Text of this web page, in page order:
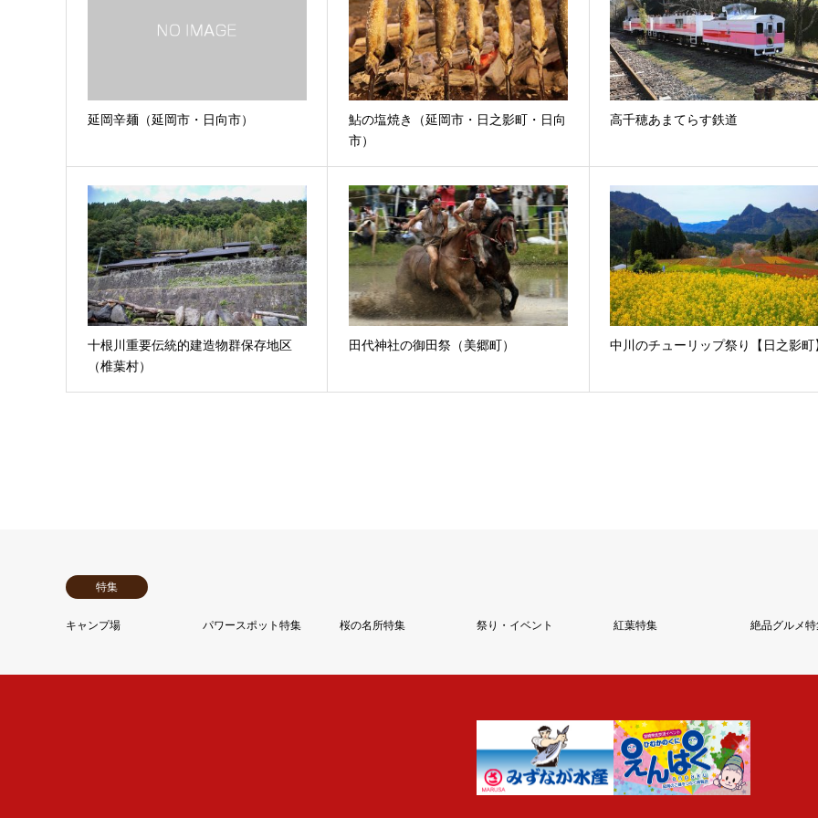
延岡辛麺（延岡市・日向市）
鮎の塩焼き（延岡市・日之影町・日向
市）
高千穂あまてらす鉄道
十根川重要伝統的建造物群保存地区
（椎葉村）
田代神社の御田祭（美郷町） 中川のチューリップ祭り【日之影町
特集
キャンプ場 パワースポット特集 桜の名所特集 祭り・イベント 紅葉特集 絶品グルメ